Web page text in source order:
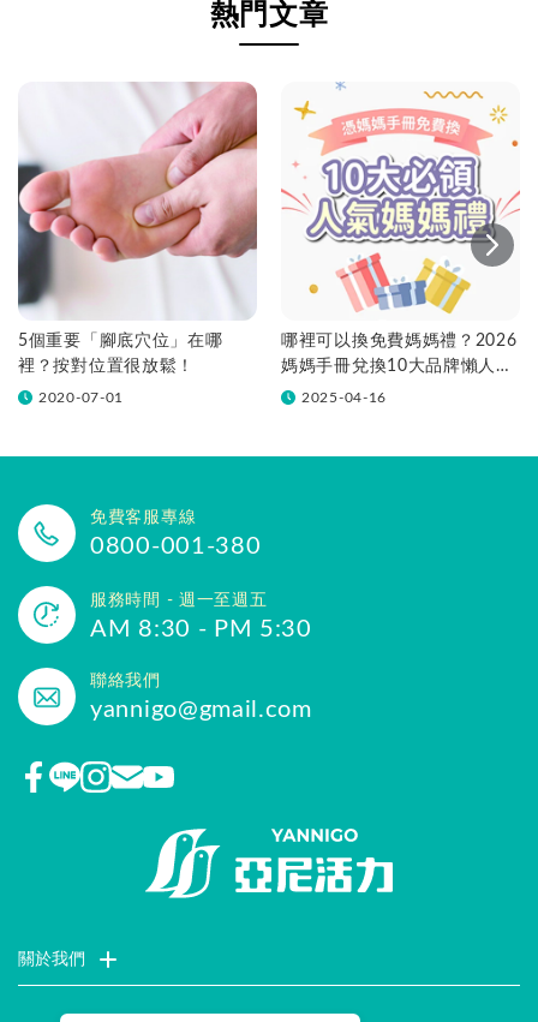
熱門文章
5個重要「腳底穴位」在哪
裡？按對位置很放鬆！
2020-07-01
哪裡可以換免費媽媽禮？2026
媽媽手冊兌換10大品牌懶人包
一次看！
2025-04-16
免費客服專線
0800-001-380
服務時間 - 週一至週五
AM 8:30 - PM 5:30
聯絡我們
yannigo@gmail.com
關於我們